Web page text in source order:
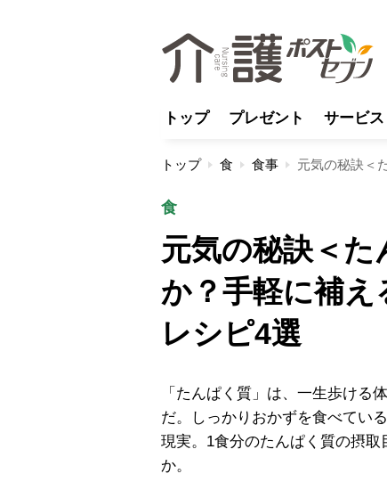
トップ プレゼント サービス
トップ 食 食事
食
元気の秘訣＜
か？手軽に補
レシピ4選
「たんぱく質」は、一生歩ける
だ。しっかりおかずを食べてい
現実。1食分のたんぱく質の摂
か。